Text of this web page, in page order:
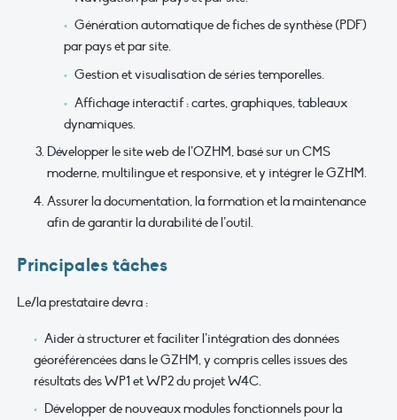
Génération automatique de fiches de synthèse (PDF)
par pays et par site.
Gestion et visualisation de séries temporelles.
Affichage interactif : cartes, graphiques, tableaux
dynamiques.
Développer le site web de l’OZHM, basé sur un CMS
moderne, multilingue et responsive, et y intégrer le GZHM.
Assurer la documentation, la formation et la maintenance
afin de garantir la durabilité de l’outil.
Principales tâches
Le/la prestataire devra :
Aider à structurer et faciliter l’intégration des données
géoréférencées dans le GZHM, y compris celles issues des
résultats des WP1 et WP2 du projet W4C.
Développer de nouveaux modules fonctionnels pour la